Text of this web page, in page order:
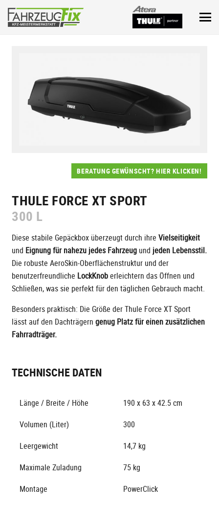
BERATUNG GEWÜNSCHT? HIER KLICKEN!
THULE FORCE XT SPORT
300 L
Diese stabile Gepäckbox überzeugt durch ihre Vielseitigkeit
und Eignung für nahezu jedes Fahrzeug und jeden Lebensstil.
Die robuste AeroSkin-Oberflächenstruktur und der
benutzerfreundliche LockKnob erleichtern das Öffnen und
Schließen, was sie perfekt für den täglichen Gebrauch macht.
Besonders praktisch: Die Größe der Thule Force XT Sport
lässt auf den Dachträgern genug Platz für einen zusätzlichen
Fahrradträger.
TECHNISCHE DATEN
Länge / Breite / Höhe 190 x 63 x 42.5 cm
Volumen (Liter) 300
Leergewicht 14,7 kg
Maximale Zuladung 75 kg
Montage PowerClick